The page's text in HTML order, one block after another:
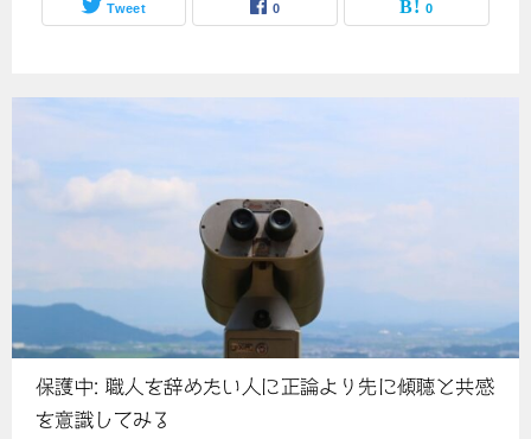
Tweet 0 0
保護中: 職人を辞めたい人に正論より先に傾聴と共感
を意識してみる